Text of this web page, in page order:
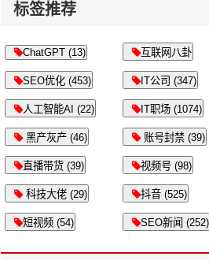
标签推荐
ChatGPT (13) 互联网八卦
SEO优化 (453) IT公司 (347)
人工智能AI (22) IT职场 (1074)
黑产灰产 (46) 账号封禁 (39)
直播带货 (39) 视频号 (98)
科技大佬 (29) 抖音 (525)
短视频 (54) SEO新闻 (252)